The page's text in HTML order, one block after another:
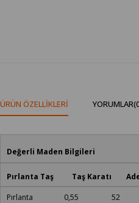
ÜRÜN ÖZELLIKLERI YORUMLAR
Değerli Maden Bilgileri
Pırlanta Taş Taş Karatı
Pırlanta 0,55